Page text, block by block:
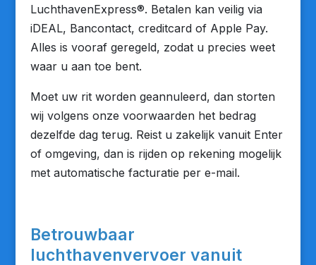
LuchthavenExpress®. Betalen kan veilig via
iDEAL, Bancontact, creditcard of Apple Pay.
Alles is vooraf geregeld, zodat u precies weet
waar u aan toe bent.
Moet uw rit worden geannuleerd, dan storten
wij volgens onze voorwaarden het bedrag
dezelfde dag terug. Reist u zakelijk vanuit Enter
of omgeving, dan is rijden op rekening mogelijk
met automatische facturatie per e-mail.
Betrouwbaar
luchthavenvervoer vanuit